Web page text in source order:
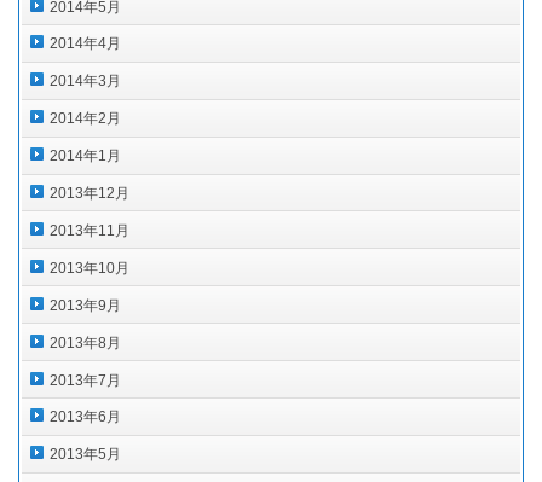
2014年5月
2014年4月
2014年3月
2014年2月
2014年1月
2013年12月
2013年11月
2013年10月
2013年9月
2013年8月
2013年7月
2013年6月
2013年5月